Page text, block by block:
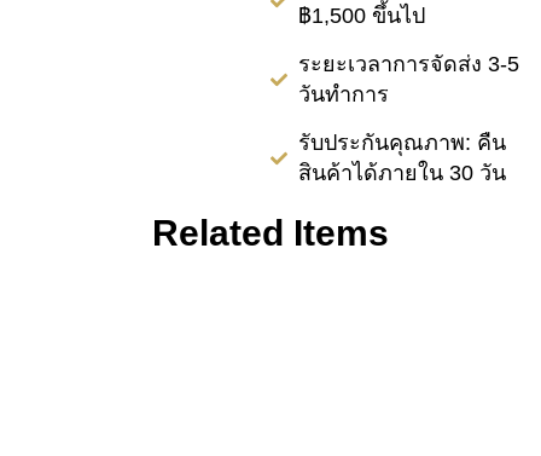
฿1,500 ขึ้นไป
ระยะเวลาการจัดส่ง 3-5
วันทำการ
รับประกันคุณภาพ: คืน
สินค้าได้ภายใน 30 วัน
Related Items